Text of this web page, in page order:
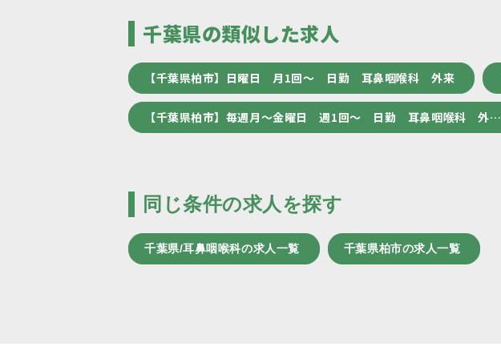
千葉県の類似した求人
【千葉県柏市】日曜日 月1回～ 日勤 耳鼻咽喉科 外来
【千葉県柏市】毎週月～金曜日 週1回～ 日勤 耳鼻咽喉科 外…
同じ条件の求人を探す
千葉県/耳鼻咽喉科の求人一覧 千葉県柏市の求人一覧